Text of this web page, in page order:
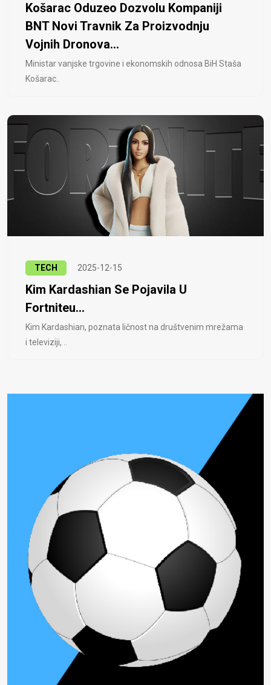
Košarac Oduzeo Dozvolu Kompaniji
BNT Novi Travnik Za Proizvodnju
Vojnih Dronova...
Ministar vanjske trgovine i ekonomskih odnosa BiH Staša
Košarac..
TECH 2025-12-15
Kim Kardashian Se Pojavila U
Fortniteu...
Kim Kardashian, poznata ličnost na društvenim mrežama
i televiziji, ..